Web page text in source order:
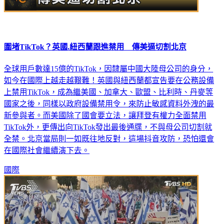
圍堵TikTok？英國.紐西蘭跟進禁用 傳美逼切割北京
全球用戶數達15億的TikTok，因隸屬中國大陸母公司的身分，
如今在國際上越走越艱難！英國與紐西蘭都宣告要在公務設備
上禁用TikTok，成為繼美國、加拿大、歐盟、比利時、丹麥等
國家之後，同樣以政府設備禁用令，來防止敏感資料外洩的最
新參與者。而美國除了國會要立法，讓拜登有權力全面禁用
TikTok外，更傳出向TikTok發出最後通牒，不與母公司切割就
全禁。北京當局則一如既往地反對，這場抖音攻防，恐怕還會
在國際社會繼續演下去。
國際